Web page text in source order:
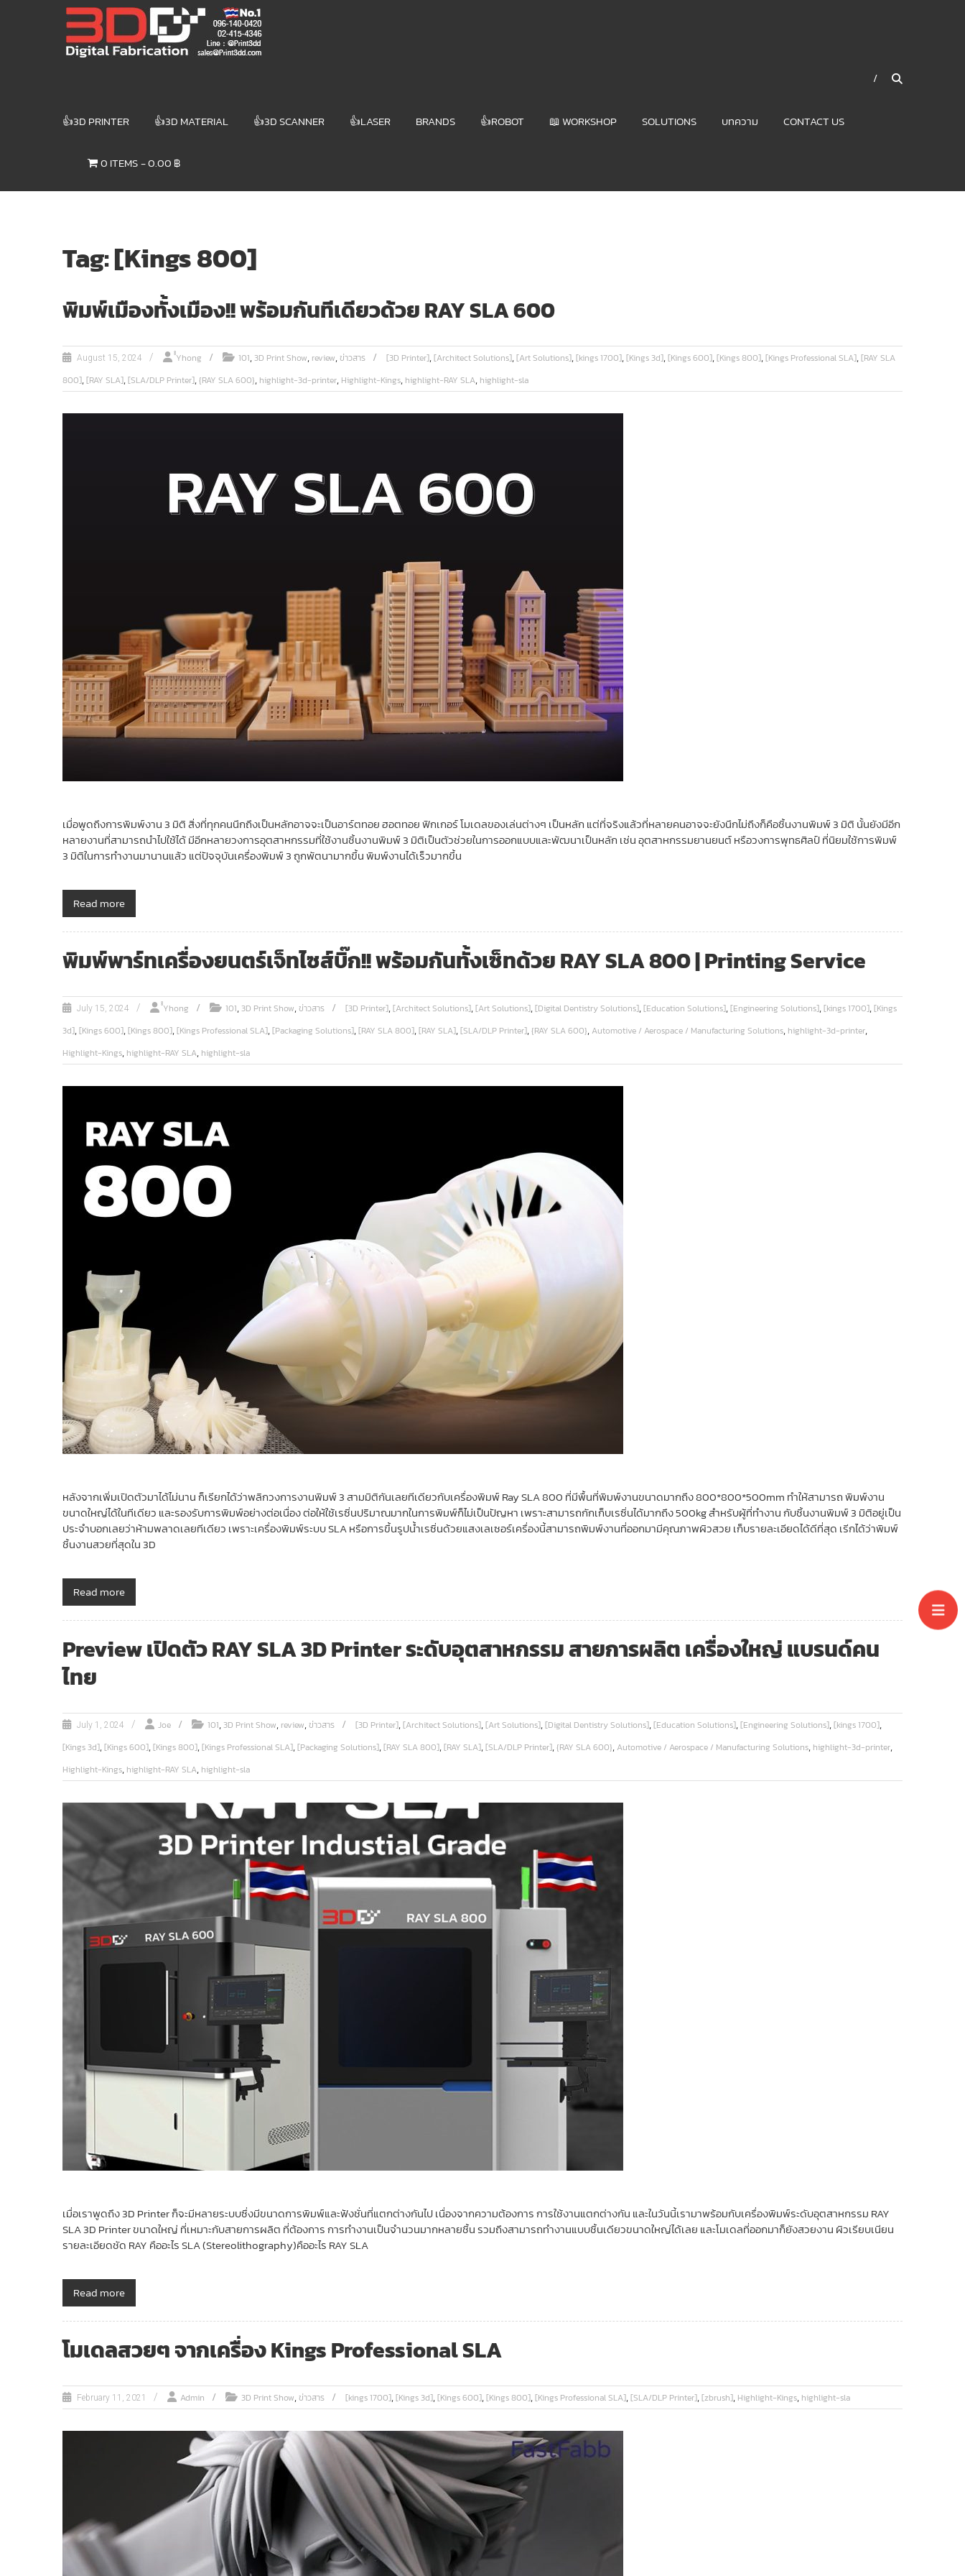
3DD DIGITAL
FABRICATION
3D Printer |
👍3D PRINTER 👍3D MATERIAL 👍3D SCANNER 👍LASER BRANDS 👍ROBOT 📖 WORKSHOP SOLUTIONS บทความ CONTACT US
0 ITEMS 0.00 ฿
Tag: [Kings 800]
พิมพ์เมืองทั้งเมือง!! พร้อมกันทีเดียวด้วย RAY SLA 600
August 15, 2024 ํํYhong 101,3D Print Show, review,ข่าวสาร [3D Printer],[Architect Solutions],[Art Solutions],[kings 1700],[Kings 3d],[Kings 600],[Kings 800],[Kings Professional SLA],[RAY SLA
800],[RAY SLA],[SLA/DLP Printer],{RAY SLA 600}, highlight-3d-printer, Highlight-Kings, highlight-RAY SLA, highlight-sla
เมื่อพูดถึงการพิมพ์งาน 3 มิติ สิ่งที่ทุกคนนึกถึงเป็นหลักอาจจะเป็นอาร์ตทอย ฮอตทอย ฟิกเกอร์ โมเดลของเล่นต่างๆ เป็นหลัก แต่ที่จริงแล้วที่หลายคนอาจจะยังนึกไม่ถึงก็คือชิ้นงานพิมพ์ 3 มิติ นั้นยังมีอีก
หลายงานที่สามารถนำไปใช้ได้ มีอีกหลายวงการอุตสาหกรรมที่ใช้งานชิ้นงานพิมพ์ 3 มิติเป็นตัวช่วยในการออกแบบและพัฒนาเป็นหลัก เช่น อุตสาหกรรมยานยนต์ หรือวงการพุทธศิลป์ ที่นิยมใช้การพิมพ์
3 มิติในการทำงานมานานแล้ว แต่ปัจจุบันเครื่องพิมพ์ 3 ถูกพัตนามากขึ้น พิมพ์งานได้เร็วมากขึ้น
Read more
พิมพ์พาร์ทเครื่องยนตร์เจ็ทไซส์บิ๊ก!! พร้อมกันทั้งเซ็ทด้วย RAY SLA 800 | Printing Service
July 15, 2024 ํํYhong 101,3D Print Show,ข่าวสาร [3D Printer],[Architect Solutions],[Art Solutions],[Digital Dentistry Solutions],[Education Solutions],[Engineering Solutions],[kings 1700],[Kings
3d],[Kings 600],[Kings 800],[Kings Professional SLA],[Packaging Solutions],[RAY SLA 800],[RAY SLA],[SLA/DLP Printer],{RAY SLA 600}, Automotive / Aerospace / Manufacturing Solutions, highlight-3d-printer,
Highlight-Kings, highlight-RAY SLA, highlight-sla
หลังจากเพิ่มเปิดตัวมาได้ไม่นาน ก็เรียกได้ว่าพลิกวงการงานพิมพ์ 3 สามมิติกันเลยทีเดียวกับเครื่องพิมพ์ Ray SLA 800 ที่มีพื้นที่พิมพ์งานขนาดมากถึง 800*800*500mm ทำให้สามารถ พิมพ์งาน
ขนาดใหญ่ได้ในทีเดียว และรองรับการพิมพ์อย่างต่อเนื่อง ต่อให้ใช้เรซิ่นปริมาณมากในการพิมพ์ก็ไม่เป็นปัญหา เพราะสามารถกักเก็บเรซิ่นได้มากถึง 500kg สำหรับผู้ที่ทำงาน กับชิ้นงานพิมพ์ 3 มิติอยู่เป็น
ประจำบอกเลยว่าห้ามพลาดเลยทีเดียว เพราะเครื่องพิมพ์ระบบ SLA หรือการขึ้นรูปน้ำเรซิ่นด้วยแสงเลเซอร์เครื่องนี้สามารถพิมพ์งานที่ออกมามีคุณภาพผิวสวย เก็บรายละเอียดได้ดีที่สุด เรีกได้ว่าพิมพ์
ชิ้นงานสวยที่สุดใน 3D
Read more
Preview เปิดตัว RAY SLA 3D Printer ระดับอุตสาหกรรม สายการผลิต เครื่องใหญ่ แบรนด์คน
ไทย
July 1, 2024 Joe 101,3D Print Show, review,ข่าวสาร [3D Printer],[Architect Solutions],[Art Solutions],[Digital Dentistry Solutions],[Education Solutions],[Engineering Solutions],[kings 1700],
[Kings 3d],[Kings 600],[Kings 800],[Kings Professional SLA],[Packaging Solutions],[RAY SLA 800],[RAY SLA],[SLA/DLP Printer],{RAY SLA 600}, Automotive / Aerospace / Manufacturing Solutions, highlight-3d-printer,
Highlight-Kings, highlight-RAY SLA, highlight-sla
เมื่อเราพูดถึง 3D Printer ก็จะมีหลายระบบซึ่งมีขนาดการพิมพ์และฟังชั่นที่แตกต่างกันไป เนื่องจากความต้องการ การใช้งานแตกต่างกัน และในวันนี้เรามาพร้อมกับเครื่องพิมพ์ระดับอุตสาหกรรม RAY
SLA 3D Printer ขนาดใหญ่ ที่เหมาะกับสายการผลิต ที่ต้องการ การทำงานเป็นจำนวนมากหลายชิ้น รวมถึงสามารถทำงานแบบชิ้นเดียวขนาดใหญ่ได้เลย และโมเดลที่ออกมาก็ยังสวยงาน ผิวเรียบเนียน
รายละเอียดชัด RAY คืออะไร SLA (Stereolithography)คืออะไร RAY SLA
Read more
โมเดลสวยๆ จากเครื่อง Kings Professional SLA
February 11, 2021 Admin 3D Print Show,ข่าวสาร [kings 1700],[Kings 3d],[Kings 600],[Kings 800],[Kings Professional SLA],[SLA/DLP Printer],[zbrush], Highlight-Kings, highlight-sla